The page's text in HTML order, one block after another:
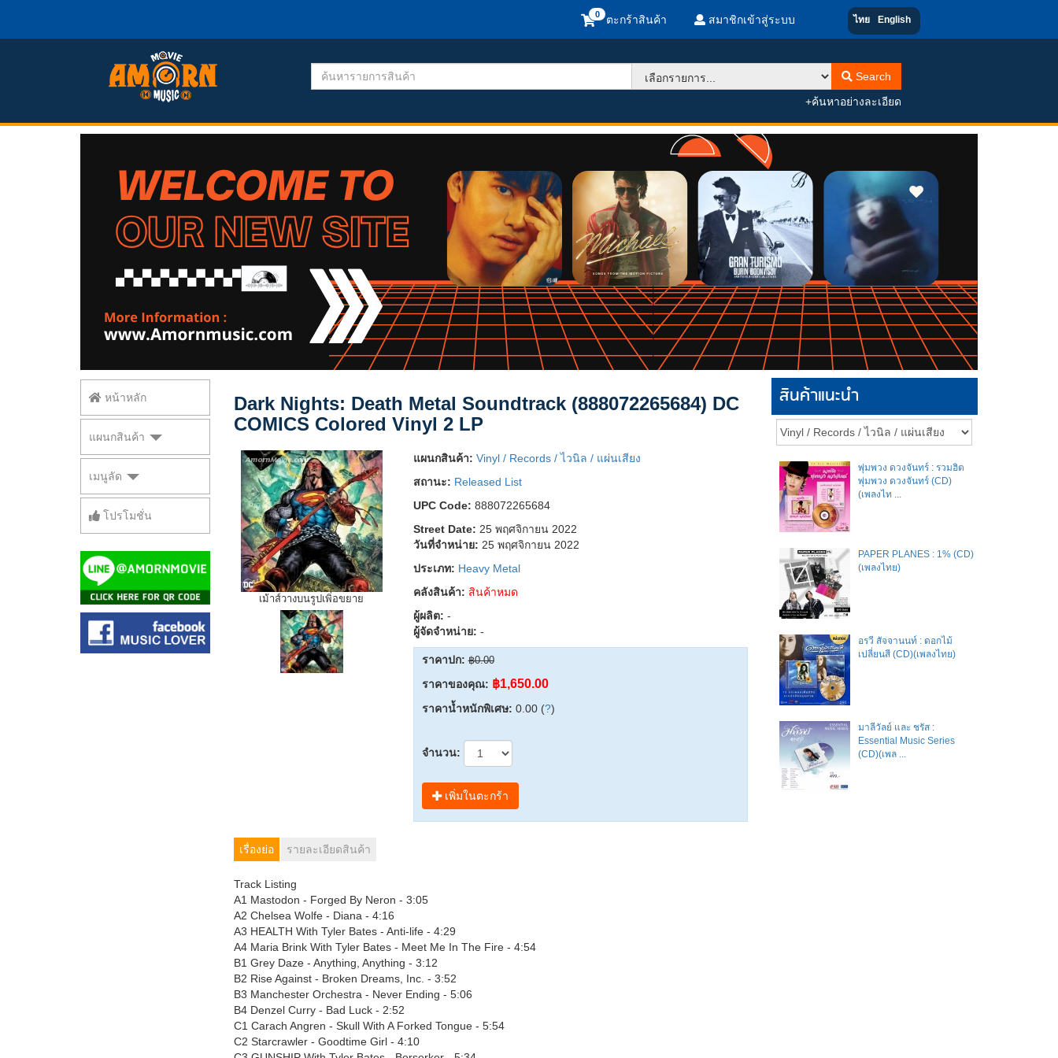
ตะกร้าสินค้า สมาชิกเข้าสู่ระบบ ไทย English
Search
+ค้นหาอย่างละเอียด
หน้าหลัก
แผนกสินค้า
เมนูลัด
โปรโมชั่น
Dark Nights: Death Metal Soundtrack (888072265684) DC
COMICS Colored Vinyl 2 LP
เม้าส์วางบนรูปเพิ่อขยาย
แผนกสินค้า: Vinyl / Records / ไวนิล / แผ่นเสียง
สถานะ: Released List
UPC Code: 888072265684
Street Date: 25 พฤศจิกายน 2022
วันที่จำหน่าย: 25 พฤศจิกายน 2022
ประเภท: Heavy Metal
คลังสินค้า: สินค้าหมด
ผู้ผลิต: -
ผู้จัดจำหน่าย: -
ราคาปก: ฿0.00
ราคาของคุณ: ฿1,650.00
ราคาน้ำหนักพิเศษ: 0.00 (?)
จำนวน:
เพิ่มในตะกร้า
เรื่องย่อ รายละเอียดสินค้า
Track Listing
A1 Mastodon - Forged By Neron - 3:05
A2 Chelsea Wolfe - Diana - 4:16
A3 HEALTH With Tyler Bates - Anti-life - 4:29
A4 Maria Brink With Tyler Bates - Meet Me In The Fire - 4:54
B1 Grey Daze - Anything, Anything - 3:12
B2 Rise Against - Broken Dreams, Inc. - 3:52
B3 Manchester Orchestra - Never Ending - 5:06
B4 Denzel Curry - Bad Luck - 2:52
C1 Carach Angren - Skull With A Forked Tongue - 5:54
C2 Starcrawler - Goodtime Girl - 4:10
สินค้าแนะนำ
พุ่มพวง ดวงจันทร์ : รวมฮิต
พุ่มพวง ดวงจันทร์ (CD)
(เพลงไท ...
PAPER PLANES : 1% (CD)
(เพลงไทย)
อรวี สัจจานนท์ : ดอกไม้
เปลี่ยนสี (CD)(เพลงไทย)
มาลีวัลย์​ และ​ ชรัส​ :
Essential Music Series
(CD)(เพล ...